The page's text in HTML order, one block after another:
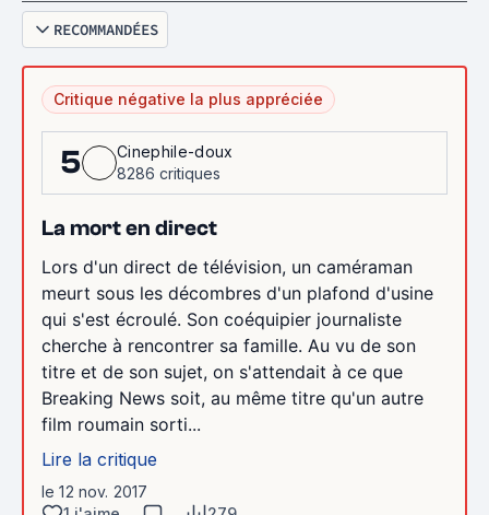
RECOMMANDÉES
Critique négative la plus appréciée
5
Cinephile-doux
8286 critiques
La mort en direct
Lors d'un direct de télévision, un caméraman
meurt sous les décombres d'un plafond d'usine
qui s'est écroulé. Son coéquipier journaliste
cherche à rencontrer sa famille. Au vu de son
titre et de son sujet, on s'attendait à ce que
Breaking News soit, au même titre qu'un autre
film roumain sorti...
Lire la critique
le 12 nov. 2017